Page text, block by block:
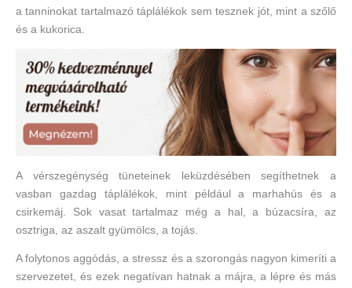
a tanninokat tartalmazó táplálékok sem tesznek jót, mint a szőlő
és a kukorica.
A vérszegénység tüneteinek leküzdésében segíthetnek a
vasban gazdag táplálékok, mint például a marhahús és a
csirkemáj. Sok vasat tartalmaz még a hal, a búzacsíra, az
osztriga, az aszalt gyümölcs, a tojás.
A folytonos aggódás, a stressz és a szorongás nagyon kimeríti a
szervezetet, és ezek negatívan hatnak a májra, a lépre és más